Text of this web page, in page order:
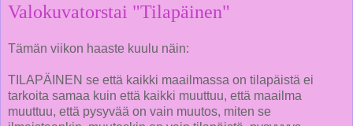
Valokuvatorstai "Tilapäinen"
Tämän viikon haaste kuulu näin:
TILAPÄINEN se että kaikki maailmassa on tilapäistä ei
tarkoita samaa kuin että kaikki muuttuu, että maailma
muuttuu, että pysyvää on vain muutos, miten se